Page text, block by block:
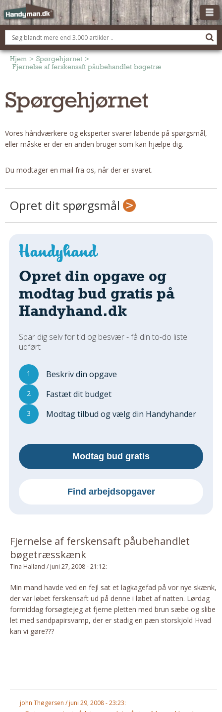
OM HANDYMAN.DK
FÅ 3 TILBUD
ANNONCERING
TØMRER/SNEDKER
Reparation Og Vedligehold
Om Materialer
ELEKTRIKER
Regler Og Love
Om Materialer
Montage Og Udskiftning
Reparation Og Vedligehold
Andet
Indendørs
Udendørs
Kan Det Males?
MURER
Reparationer
Om Materialer
Kemi
Båd
GARTNER
Beplantning
Belægning
Rengøring Af Overflader
Hjem > Spørgehjørnet >
Fjernelse af ferskensaft påubehandlet bøgetræsskænk
Spørgehjørnet
Vores håndværkere og eksperter svarer løbende på spørgsmål,
eller måske er der en anden bruger som kan hjælpe dig.
Du modtager en mail fra os, når der er svaret.
Opret dit spørgsmål
Opret din opgave og
modtag bud gratis på
Handyhand.dk
Spar dig selv for tid og besvær - få din to-do liste
udført
1 Beskriv din opgave
2 Fastæt dit budget
3 Modtag tilbud og vælg din Handyhander
Modtag bud gratis
Find arbejdsopgaver
Fjernelse af ferskensaft påubehandlet
bøgetræsskænk
Tina Halland / juni 27, 2008 - 21:12:
Min mand havde ved en fejl sat et lagkagefad på vor nye skænk,
der var løbet ferskensaft ud på denne i løbet af natten. Lørdag
formiddag forsøgtejeg at fjerne pletten med brun sæbe og slibe
let med sandpapirsvamp, der er stadig en pæn storskjold Hvad
kan vi gøre???
john Thøgersen / juni 29, 2008 - 23:23: